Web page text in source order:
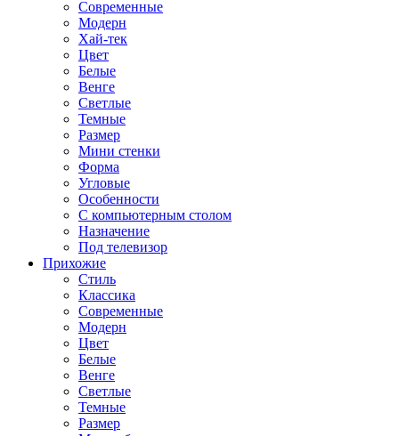
Современные
Модерн
Хай-тек
Цвет
Белые
Венге
Светлые
Темные
Размер
Мини стенки
Форма
Угловые
Особенности
С компьютерным столом
Назначение
Под телевизор
Прихожие
Стиль
Классика
Современные
Модерн
Цвет
Белые
Венге
Светлые
Темные
Размер